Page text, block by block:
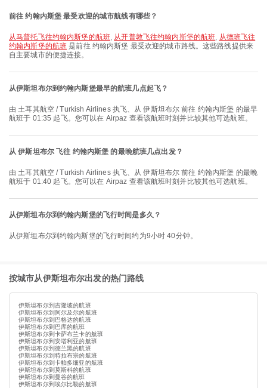
前往 约翰内斯堡 最受欢迎的城市航线有哪些？
从马普托飞往约翰内斯堡的航班, 从开普敦飞往约翰内斯堡的航班, 从德班飞往
约翰内斯堡的航班 是前往 约翰内斯堡 最受欢迎的城市路线。这些路线提供来
自主要城市的便捷连接。
从伊斯坦布尔到约翰内斯堡最早的航班几点起飞？
由 土耳其航空 / Turkish Airlines 执飞、从 伊斯坦布尔 前往 约翰内斯堡 的最早
航班于 01:35 起飞。您可以在 Airpaz 查看该航班时刻并比较其他可选航班。
从 伊斯坦布尔 飞往 约翰内斯堡 的最晚航班几点出发？
由 土耳其航空 / Turkish Airlines 执飞、从 伊斯坦布尔 前往 约翰内斯堡 的最晚
航班于 01:40 起飞。您可以在 Airpaz 查看该航班时刻并比较其他可选航班。
从伊斯坦布尔到约翰内斯堡的飞行时间是多久？
从伊斯坦布尔到约翰内斯堡的飞行时间约为9小时 40分钟。
按城市从伊斯坦布尔出发的热门路线
伊斯坦布尔到吉隆坡的航班
伊斯坦布尔到阿尔及尔的航班
伊斯坦布尔到巴格达的航班
伊斯坦布尔到巴库的航班
伊斯坦布尔到卡萨布兰卡的航班
伊斯坦布尔到安塔利亚的航班
伊斯坦布尔到德兰黑的航班
伊斯坦布尔到特拉布宗的航班
伊斯坦布尔到卡帕多细亚的航班
伊斯坦布尔到莫斯科的航班
伊斯坦布尔到曼谷的航班
伊斯坦布尔到埃尔比勒的航班